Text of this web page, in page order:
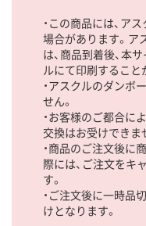
・この商品には、ア
場合があります。ア
は、商品到着後、本
ルにて印刷すること
・アスクルのダンボ
せん。
・お客様のご都合に
交換はお受けできま
・商品のご注文後に
際には、ご注文をキ
す。
・ご注文後に一時品
けとなります。